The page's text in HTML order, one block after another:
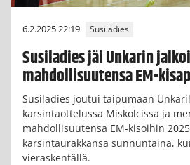
6.2.2025 22:19 Susiladies
Susiladies jäi Unkarin
mahdollisuutensa EM-
Susiladies joutui taipumaan
karsintaottelussa Miskolcissa ja
mahdollisuutensa EM-kisoihin
karsintaurakkansa sunnuntaina,
vieraskentällä.